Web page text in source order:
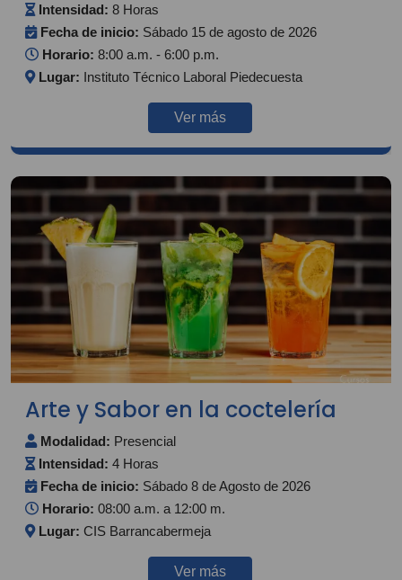
Intensidad: 8 Horas
Fecha de inicio: Sábado 15 de agosto de 2026
Horario: 8:00 a.m. - 6:00 p.m.
Lugar: Instituto Técnico Laboral Piedecuesta
Ver más
Arte y Sabor en la coctelería
Modalidad: Presencial
Intensidad: 4 Horas
Fecha de inicio: Sábado 8 de Agosto de 2026
Horario: 08:00 a.m. a 12:00 m.
Lugar: CIS Barrancabermeja
Ver más